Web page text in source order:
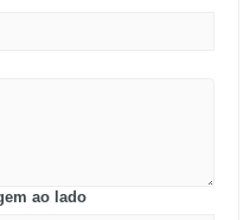
ao lado